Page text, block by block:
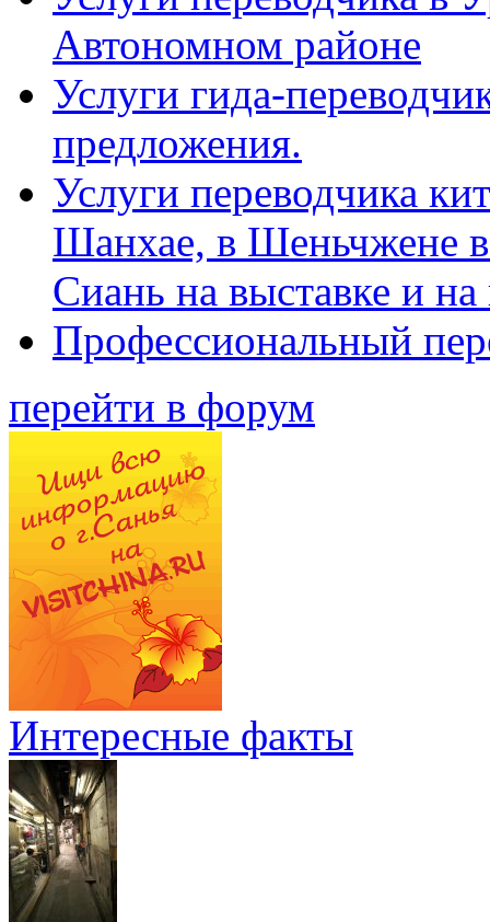
Автономном районе
Услуги гида-
предложения.
Услуги переводчика
Шанхае, в Шеньчжене
Сиань на выставке и
Профессиональный
перейти в форум
Интересные факты